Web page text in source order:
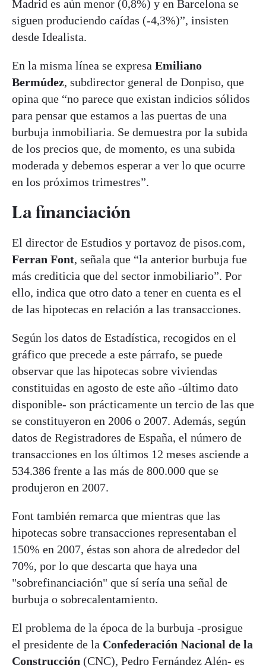
Madrid es aún menor (0,8%) y en Barcelona se
siguen produciendo caídas (-4,3%)”, insisten
desde Idealista.
En la misma línea se expresa Emiliano
Bermúdez, subdirector general de Donpiso, que
opina que “no parece que existan indicios sólidos
para pensar que estamos a las puertas de una
burbuja inmobiliaria. Se demuestra por la subida
de los precios que, de momento, es una subida
moderada y debemos esperar a ver lo que ocurre
en los próximos trimestres”.
La financiación
El director de Estudios y portavoz de pisos.com,
Ferran Font, señala que “la anterior burbuja fue
más crediticia que del sector inmobiliario”. Por
ello, indica que otro dato a tener en cuenta es el
de las hipotecas en relación a las transacciones.
Según los datos de Estadística, recogidos en el
gráfico que precede a este párrafo, se puede
observar que las hipotecas sobre viviendas
constituidas en agosto de este año -último dato
disponible- son prácticamente un tercio de las que
se constituyeron en 2006 o 2007. Además, según
datos de Registradores de España, el número de
transacciones en los últimos 12 meses asciende a
534.386 frente a las más de 800.000 que se
produjeron en 2007.
Font también remarca que mientras que las
hipotecas sobre transacciones representaban el
150% en 2007, éstas son ahora de alrededor del
70%, por lo que descarta que haya una
"sobrefinanciación" que sí sería una señal de
burbuja o sobrecalentamiento.
El problema de la época de la burbuja -prosigue
el presidente de la Confederación Nacional de la
Construcción (CNC), Pedro Fernández Alén- es